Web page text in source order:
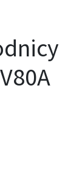
Oryginał